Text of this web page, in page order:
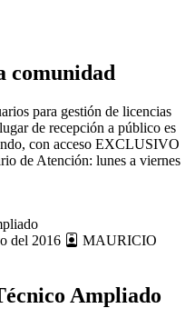
comunidad
para gestión de licencias
de recepción a público es
con acceso EXCLUSIVO
de Atención: lunes a viernes
del 2016
MAURICIO
Ampliado